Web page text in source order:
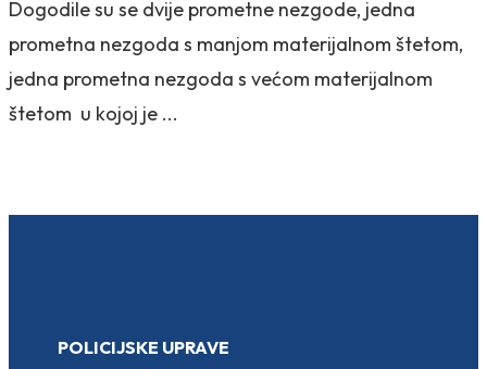
Dogodile su se dvije prometne nezgode, jedna
prometna nezgoda s manjom materijalnom štetom,
jedna prometna nezgoda s većom materijalnom
štetom u kojoj je ...
POLICIJSKE UPRAVE